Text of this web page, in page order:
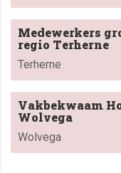
Medewerkers
regio Terherne
Terherne
Vakbekwaam
Wolvega
Wolvega